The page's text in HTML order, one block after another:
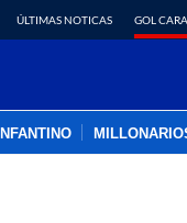
ÚLTIMAS NOTICAS GOL